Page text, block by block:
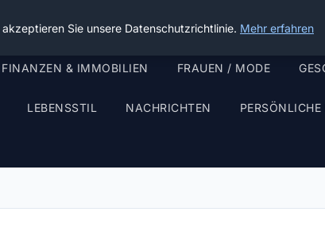
FINANZEN & IMMOBILIEN FRAUEN / MODE
LEBENSSTIL NACHRICHTEN
Sie unsere Datenschutzrichtlinie. Mehr erfahren